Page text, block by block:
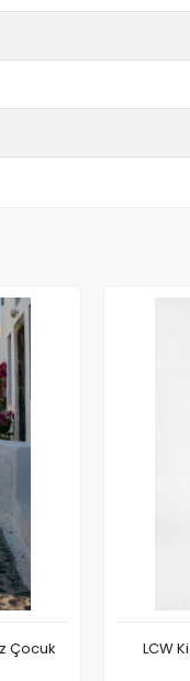
Çocuk
LCW